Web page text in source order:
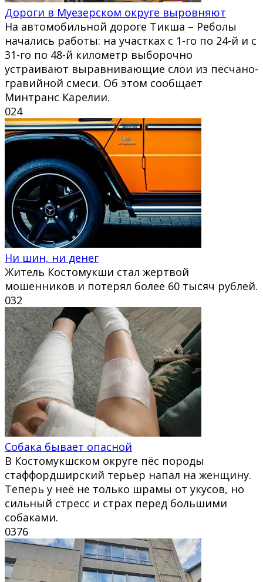
Дороги в Муезерском округе выровняют
На автомобильной дороге Тикша – Реболы
начались работы: на участках с 1-го по 24-й и с
31-го по 48-й километр выборочно
устраивают выравнивающие слои из песчано-
гравийной смеси. Об этом сообщает
Минтранс Карелии.
024
Ни шин, ни денег
Житель Костомукши стал жертвой
мошенников и потерял более 60 тысяч рублей.
032
Собака бывает опасной
В Костомукшском округе пёс породы
стаффордширский терьер напал на женщину.
Теперь у неё не только шрамы от укусов, но
сильный стресс и страх перед большими
собаками.
0376